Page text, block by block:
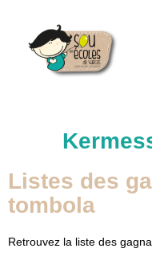
Listes des
tombola
Retrouvez la liste des